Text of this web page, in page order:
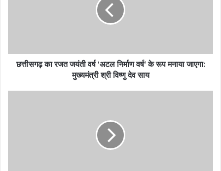
छत्तीसगढ़ का रजत जयंती वर्ष ‘अटल निर्माण वर्ष‘ के रूप मनाया जाएगा:
मुख्यमंत्री श्री विष्णु देव साय